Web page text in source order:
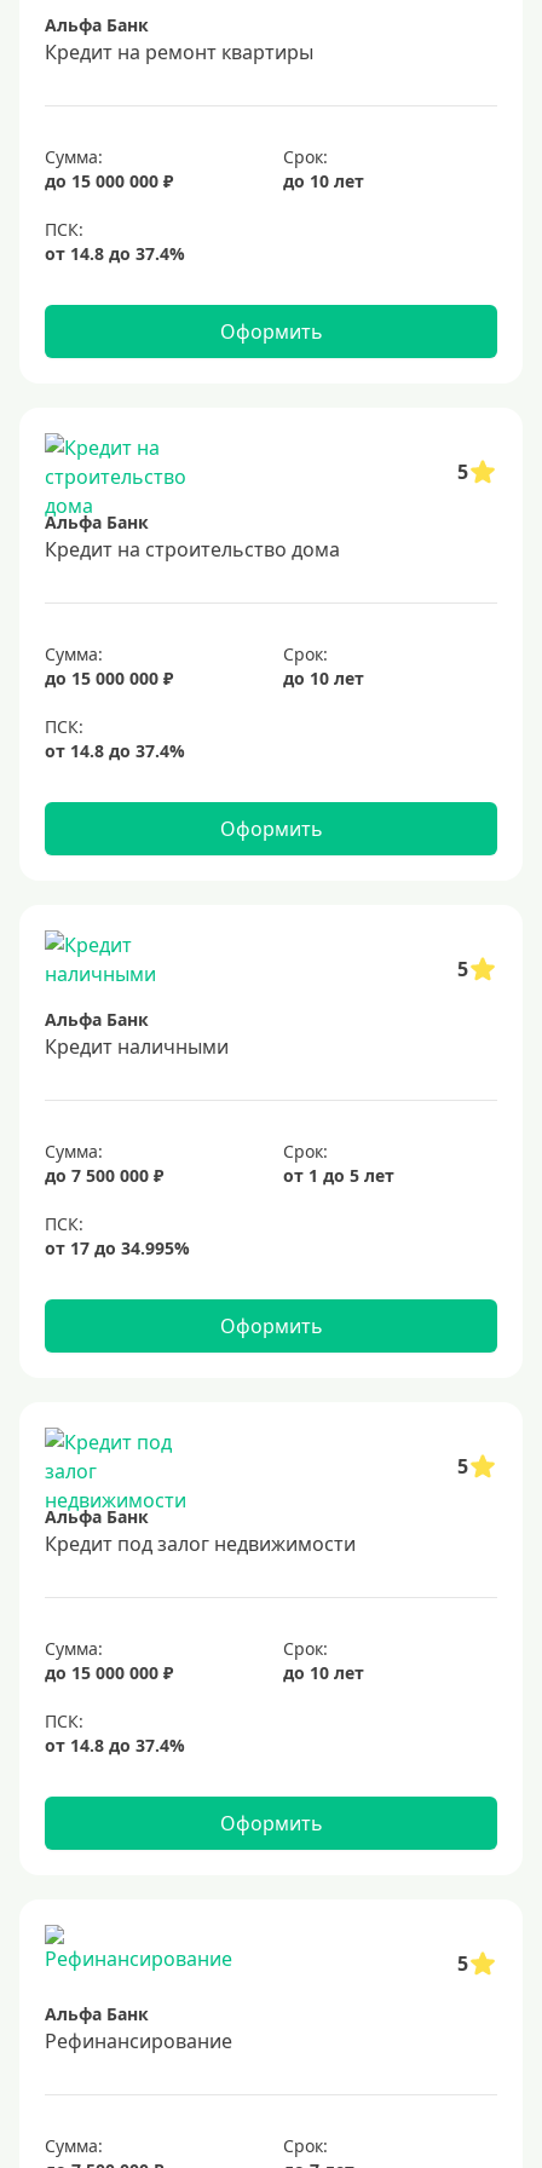
Срок
Долгосрочные
2 года
3 года
4 года
9 лет
10 лет
15 лет
20 лет
25 лет
30 лет
Месяц
2 месяца
3 месяца
6 месяцев
Ставка
4%
6%
7%
8%
9%
11%
12%
14%
15%
16%
17%
20%
Сумма
1000000 руб
1200000 руб
1300000 руб
1500000 руб
1600000 руб
Альфа Банк
Кредит на ремонт квартиры
Сумма:
до 15 000 000 ₽
Срок:
до 10 лет
Оформить
5
Альфа Банк
Кредит на строительство дома
Сумма:
до 15 000 000 ₽
Срок:
до 10 лет
Оформить
5
Альфа Банк
Кредит наличными
Сумма:
до 7 500 000 ₽
Срок:
от 1 до 5 лет
Оформить
5
Альфа Банк
Кредит под залог недвижимости
Сумма:
до 15 000 000 ₽
Срок:
до 10 лет
Оформить
5
Альфа Банк
Рефинансирование
Сумма:
Срок: